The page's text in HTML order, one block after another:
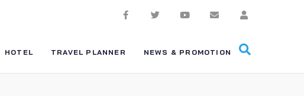
HOTEL TRAVEL PLANNER NEWS & PROMOTION